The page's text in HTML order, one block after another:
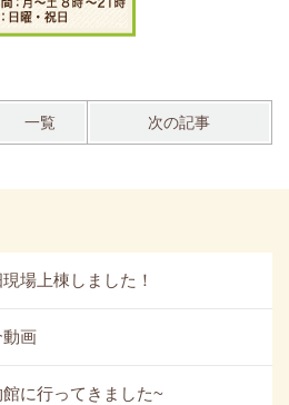
一覧 次の記事
場上棟しました！
画
に行ってきました~